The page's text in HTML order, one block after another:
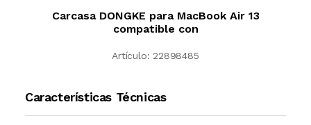
Carcasa DONGKE para MacBook Air 13
compatible con
Artículo: 22898485
Características Técnicas